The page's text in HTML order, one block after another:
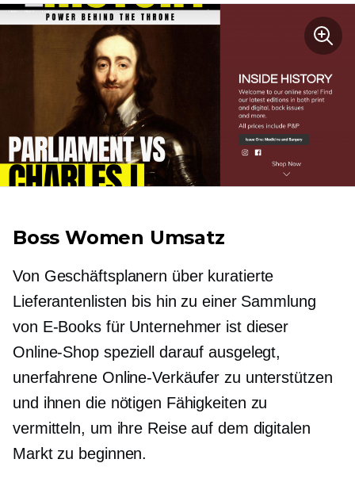
Boss Women Umsatz
Von Geschäftsplanern über kuratierte
Lieferantenlisten bis hin zu einer Sammlung
von E-Books für Unternehmer ist dieser
Online-Shop speziell darauf ausgelegt,
unerfahrene Online-Verkäufer zu unterstützen
und ihnen die nötigen Fähigkeiten zu
vermitteln, um ihre Reise auf dem digitalen
Markt zu beginnen.